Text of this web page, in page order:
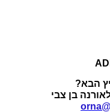
הבא?
בן צבי